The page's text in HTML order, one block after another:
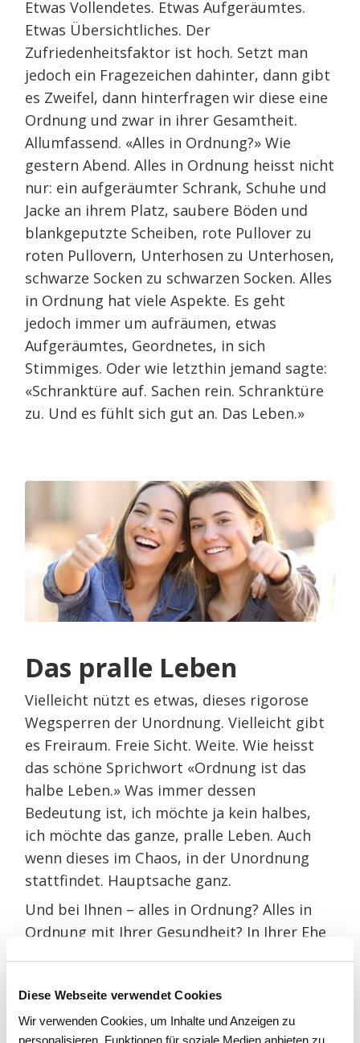
Diese Webseite verwendet Cookies
Wir verwenden Cookies, um Inhalte und Anzeigen zu
personalisieren, Funktionen für soziale Medien anbieten zu
Etwas Vollendetes. Etwas Aufgeräumtes.
Etwas Übersichtliches. Der
Zufriedenheitsfaktor ist hoch. Setzt man
jedoch ein Fragezeichen dahinter, dann gibt
es Zweifel, dann hinterfragen wir diese eine
Ordnung und zwar in ihrer Gesamtheit.
Allumfassend. «Alles in Ordnung?» Wie
gestern Abend. Alles in Ordnung heisst nicht
nur: ein aufgeräumter Schrank, Schuhe und
Jacke an ihrem Platz, saubere Böden und
blankgeputzte Scheiben, rote Pullover zu
roten Pullovern, Unterhosen zu Unterhosen,
schwarze Socken zu schwarzen Socken. Alles
in Ordnung hat viele Aspekte. Es geht
jedoch immer um aufräumen, etwas
Aufgeräumtes, Geordnetes, in sich
Stimmiges. Oder wie letzthin jemand sagte:
«Schranktüre auf. Sachen rein. Schranktüre
zu. Und es fühlt sich gut an. Das Leben.»
Das pralle Leben
Vielleicht nützt es etwas, dieses rigorose
Wegsperren der Unordnung. Vielleicht gibt
es Freiraum. Freie Sicht. Weite. Wie heisst
das schöne Sprichwort «Ordnung ist das
halbe Leben.» Was immer dessen
Bedeutung ist, ich möchte ja kein halbes,
ich möchte das ganze, pralle Leben. Auch
wenn dieses im Chaos, in der Unordnung
stattfindet. Hauptsache ganz.
Und bei Ihnen – alles in Ordnung? Alles in
Ordnung mit Ihrer Gesundheit? In Ihrer Ehe
Ordnung in Ihren Gedanken? Vielleicht habe
ich jetzt gerade etwas in Ihnen angestossen